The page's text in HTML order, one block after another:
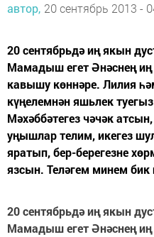
автор, 20 сентябрь 2013 -
20 сентябрьдә иң якын
Мамадыш егет Әнәснең
кавышу көннәре. Лилия
күңелемнән яшьлек
Мәхәббәтегез чәчәк
уңышлар телим, икегез
яратып, бер-берегезне
язсын. Теләгем минем бик
20 сентябрьдә иң якын
Мамадыш егет Әнәснең